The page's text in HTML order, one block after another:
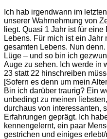
Ich hab irgendwann im
unserer Wahrnehmung von
liegt. Quasi 1 Jahr ist für
Lebens. Für mich ist ein Jahr
gesamten Lebens. Nun
Lüge – und so bin ich
Auge zu sehen. Ich werde in
23 statt 22 hinschreiben
[Sofern es denn um mein
Bin ich darüber traurig? Ein
unbedingt zu meinen
durchaus von interessanten,
Erfahrungen geprägt. Ich
kennengelernt, ein paar
gestrichen und einiges